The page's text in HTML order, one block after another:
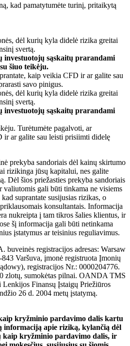
kad pamatytumėte turinį, pritaikytą
dėl kurių kyla didelė rizika greitai
svertą.
investuotojų sąskaitų prarandami
šiuo teikėju.
kaip veikia CFD ir ar galite sau
savo pinigus.
dėl kurių kyla didelė rizika greitai
svertą.
investuotojų sąskaitų prarandami
Turėtumėte pagalvoti, ar
ir ar galite sau leisti prisiimti didelę
prekyba sandoriais dėl kainų skirtumo
rizikinga jūsų kapitalui, nes galite
Dėl šios priežasties prekyba sandoriais
gali būti tinkama ne visiems
suprantate susijusias rizikas, o
konsultantais. Informacija
nukreipta į tam tikros šalies klientus, ir
šį informacija gali būti netinkama
įstatymus ar teisinius reguliavimus.
registracijos adresas: Warsaw
Varšuva, įmonė registruota Įmonių
registracijos Nr.: 0000204776.
zlotų, sumokėtas pilnai. OANDA TMS
Finansų Įstaigų Priežiūros
26 d. 2004 metų įstatymą.
kryžminio pardavimo dalis kartu
informaciją apie riziką, kylančią dėl
kaip kryžminio pardavimo dalis, ir